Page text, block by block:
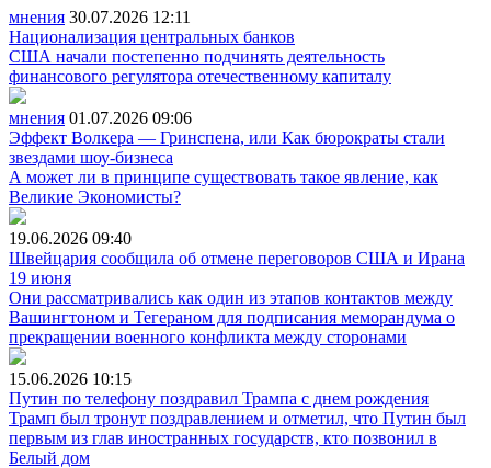
мнения 30.07.2026 12:11
Национализация центральных банков
США начали постепенно подчинять деятельность
финансового регулятора отечественному капиталу
мнения 01.07.2026 09:06
Эффект Волкера — Гринспена, или Как бюрократы стали
звездами шоу-бизнеса
А может ли в принципе существовать такое явление, как
Великие Экономисты?
19.06.2026 09:40
Швейцария сообщила об отмене переговоров США и Ирана
19 июня
Они рассматривались как один из этапов контактов между
Вашингтоном и Тегераном для подписания меморандума о
прекращении военного конфликта между сторонами
15.06.2026 10:15
Путин по телефону поздравил Трампа с днем рождения
Трамп был тронут поздравлением и отметил, что Путин был
первым из глав иностранных государств, кто позвонил в
Белый дом